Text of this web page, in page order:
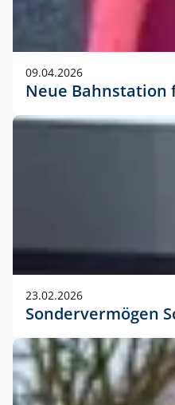
09.04.2026
Neue Bahnstation
23.02.2026
Sondervermögen